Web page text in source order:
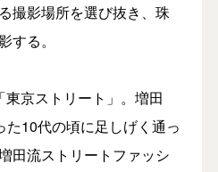
撮影場所を選び抜き、珠
する。
京ストリート」。増田
た10代の頃に足しげく通っ
田流ストリートファッシ